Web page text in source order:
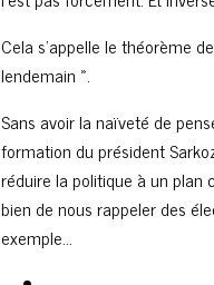
Cela s’appelle le théorème
lendemain ».
Sans avoir la naïveté de
formation du président
réduire la politique à un plan
bien de nous rappeler des
exemple…